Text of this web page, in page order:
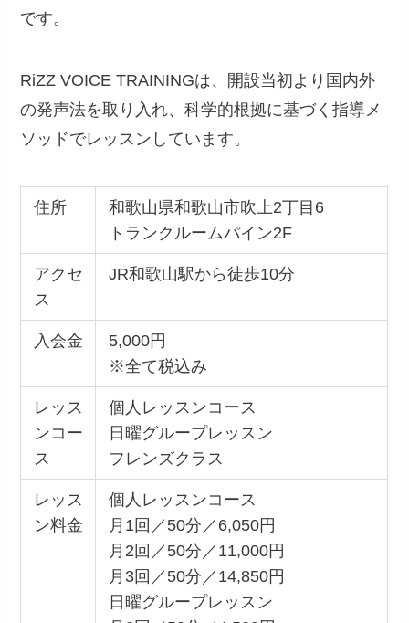
です。
RiZZ VOICE TRAININGは、開設当初より国内外
の発声法を取り入れ、科学的根拠に基づく指導メ
ソッドでレッスンしています。
住所
和歌山県和歌山市吹上2丁目6
トランクルームパイン2F
アクセ
ス
JR和歌山駅から徒歩10分
入会金
5,000円
※全て税込み
レッス
ンコー
ス
個人レッスンコース
日曜グループレッスン
フレンズクラス
レッス
ン料金
個人レッスンコース
月1回／50分／6,050円
月2回／50分／11,000円
月3回／50分／14,850円
日曜グループレッスン